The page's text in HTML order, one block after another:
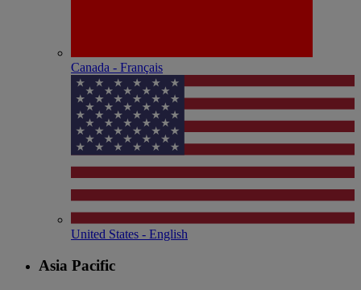
Canada - Français
United States - English
Asia Pacific